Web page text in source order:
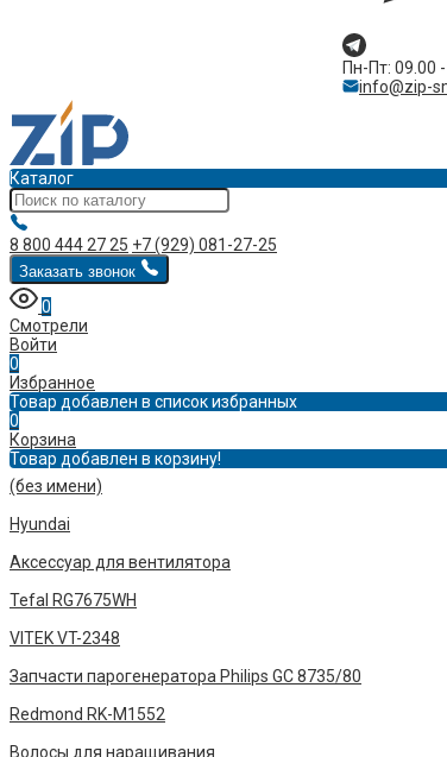
Пн-Пт: 09.00
info@zip-
Каталог
8 800 444 27 25 +7 (929) 081-27-25
Заказать звонок
0
Смотрели
Войти
0
Избранное
Товар добавлен в список избранных
0
Корзина
Товар добавлен в корзину!
(без имени)
Hyundai
Аксессуар для вентилятора
Tefal RG7675WH
VITEK VT-2348
Запчасти парогенератора Philips GC 8735/80
Redmond RK-M1552
Волосы для наращивания